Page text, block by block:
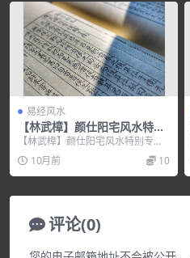
易经风水
【林武樟】颜仕阳宅风水特别
专班讲座+讲义
【林武樟】颜仕阳宅风水特别专班
讲座+讲义，培训讲座视频，培训课
程视频教程下载，百...
10月前 10
评论(0)